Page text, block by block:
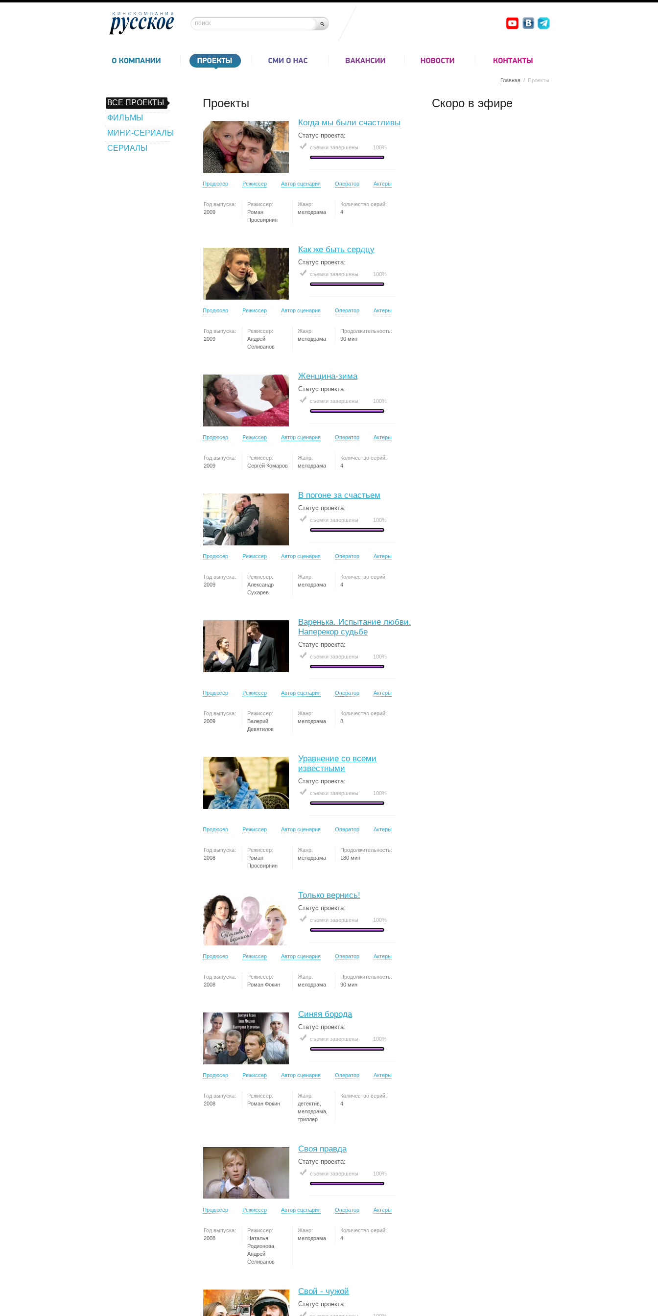
Главная / Проекты
ВСЕ ПРОЕКТЫ
ФИЛЬМЫ
МИНИ-СЕРИАЛЫ
СЕРИАЛЫ
Проекты
Когда мы были счастливы
Статус проекта:
съемки завершены 100%
Продюсер Режиссер Автор сценария Оператор Актеры
Год выпуска:
2009
Режиссер:
Роман
Просвирнин
Жанр:
мелодрама
Количество серий:
4
Как же быть сердцу
Статус проекта:
съемки завершены 100%
Продюсер Режиссер Автор сценария Оператор Актеры
Год выпуска:
2009
Режиссер:
Андрей
Селиванов
Жанр:
мелодрама
Продолжительность:
90 мин
Женщина-зима
Статус проекта:
съемки завершены 100%
Продюсер Режиссер Автор сценария Оператор Актеры
Год выпуска:
2009
Режиссер:
Сергей Комаров
Жанр:
мелодрама
Количество серий:
4
В погоне за счастьем
Статус проекта:
съемки завершены 100%
Продюсер Режиссер Автор сценария Оператор Актеры
Год выпуска:
2009
Режиссер:
Александр
Сухарев
Жанр:
мелодрама
Количество серий:
4
Варенька. Испытание любви.
Наперекор судьбе
Статус проекта:
съемки завершены 100%
Продюсер Режиссер Автор сценария Оператор Актеры
Год выпуска:
2009
Режиссер:
Валерий
Девятилов
Жанр:
мелодрама
Количество серий:
8
Уравнение со всеми
известными
Статус проекта:
съемки завершены 100%
Продюсер Режиссер Автор сценария Оператор Актеры
Год выпуска:
2008
Режиссер:
Роман
Просвирнин
Жанр:
мелодрама
Продолжительность:
180 мин
Только вернись!
Статус проекта:
съемки завершены 100%
Продюсер Режиссер Автор сценария Оператор Актеры
Год выпуска:
2008
Режиссер:
Роман Фокин
Жанр:
мелодрама
Продолжительность:
90 мин
Синяя борода
Статус проекта:
съемки завершены 100%
Продюсер Режиссер Автор сценария Оператор Актеры
Год выпуска:
2008
Режиссер:
Роман Фокин
Жанр:
детектив,
мелодрама,
триллер
Количество серий:
4
Своя правда
Статус проекта:
съемки завершены 100%
Продюсер Режиссер Автор сценария Оператор Актеры
Год выпуска:
2008
Режиссер:
Наталья
Родионова,
Андрей
Селиванов
Жанр:
мелодрама
Количество серий:
4
Свой - чужой
Статус проекта:
Скоро в эфире